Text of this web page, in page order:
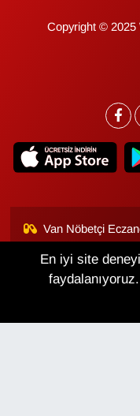
Copyright © 2025
Van Nöbetçi
Van Namaz
Puan Durumu ve
En iyi site